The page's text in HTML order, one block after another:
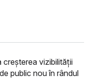
creșterea vizibilității
public nou în rândul